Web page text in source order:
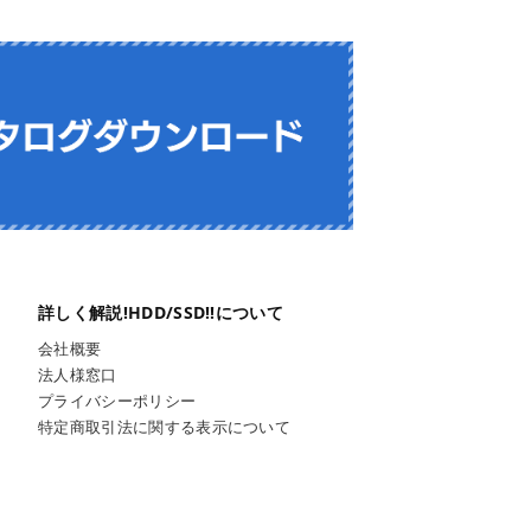
会社概要
法人様窓口
プライバシーポリシー
特定商取引法に関する表示について